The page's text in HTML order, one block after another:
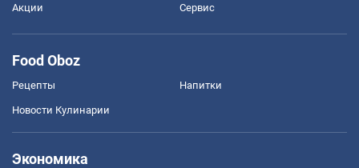
Акции Сервис
Food Oboz
Рецепты Напитки
Новости Кулинарии
Экономика